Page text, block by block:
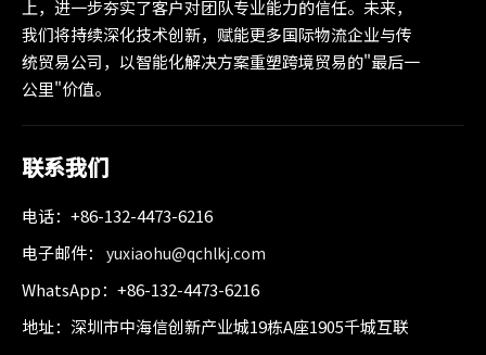
上，进一步夯实了客户对团队专业能力的信任。未来，
我们将持续深化技术创新，赋能更多国际物流企业与传
统贸易公司，以智能化解决方案重塑跨境贸易的"最后一
公里"价值。
联系我们
电话：+86-132-4473-6216
电子邮件： yuxiaohu@qchlkj.com
WhatsApp：+86-132-4473-6216
地址：深圳市中海信创新产业城19栋A座1905千城互联